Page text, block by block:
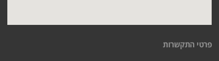
פרטי התקשרות